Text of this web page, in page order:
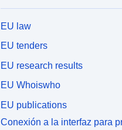
EU law
EU tenders
EU research results
EU Whoiswho
EU publications
Conexión a la interfaz para